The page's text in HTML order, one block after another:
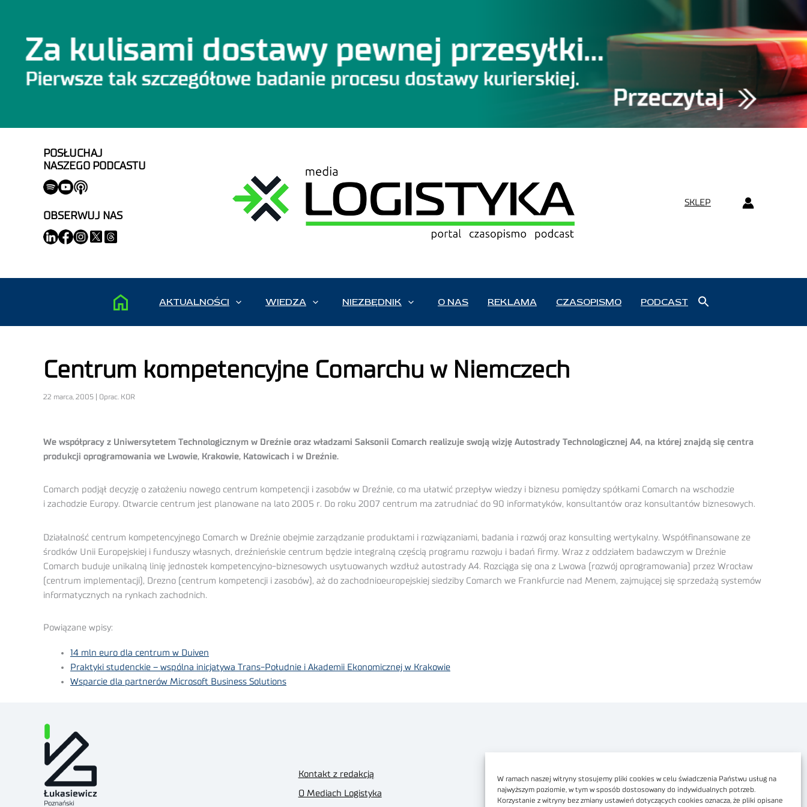
W ramach naszej witryny stosujemy pliki cookies w celu świadczenia Państwu usług na
najwyższym poziomie, w tym w sposób dostosowany do indywidualnych potrzeb.
Korzystanie z witryny bez zmiany ustawień dotyczących cookies oznacza, że pliki opisane
POSŁUCHAJ
NASZEGO PODCASTU
OBSERWUJ NAS
SKLEP
AKTUALNOŚCI WIEDZA NIEZBĘDNIK O NAS REKLAMA CZASOPISMO PODCAST
Centrum kompetencyjne Comarchu w Niemczech
22 marca, 2005 | Oprac. KOR
We współpracy z Uniwersytetem Technologicznym w Dreźnie oraz władzami Saksonii Comarch realizuje swoją wizję Autostrady Technologicznej A4, na której znajdą się centra
produkcji oprogramowania we Lwowie, Krakowie, Katowicach i w Dreźnie.
Comarch podjął decyzję o założeniu nowego centrum kompetencji i zasobów w Dreźnie, co ma ułatwić przepływ wiedzy i biznesu pomiędzy spółkami Comarch na wschodzie
i zachodzie Europy. Otwarcie centrum jest planowane na lato 2005 r. Do roku 2007 centrum ma zatrudniać do 90 informatyków, konsultantów oraz konsultantów biznesowych.
Działalność centrum kompetencyjnego Comarch w Dreźnie obejmie zarządzanie produktami i rozwiązaniami, badania i rozwój oraz konsulting wertykalny. Współfinansowane ze
środków Unii Europejskiej i funduszy własnych, dreźnieńskie centrum będzie integralną częścią programu rozwoju i badań firmy. Wraz z oddziałem badawczym w Dreźnie
Comarch buduje unikalną linię jednostek kompetencyjno-biznesowych usytuowanych wzdłuż autostrady A4. Rozciąga się ona z Lwowa (rozwój oprogramowania) przez Wrocław
(centrum implementacji), Drezno (centrum kompetencji i zasobów), aż do zachodnioeuropejskiej siedziby Comarch we Frankfurcie nad Menem, zajmującej się sprzedażą systemów
informatycznych na rynkach zachodnich.
Powiązane wpisy:
14 mln euro dla centrum w Duiven
Praktyki studenckie – wspólna inicjatywa Trans-Południe i Akademii Ekonomicznej w Krakowie
Wsparcie dla partnerów Microsoft Business Solutions
Kontakt z redakcją
O Mediach Logistyka
Dostępność cyfrowa
Regulamin Portalu